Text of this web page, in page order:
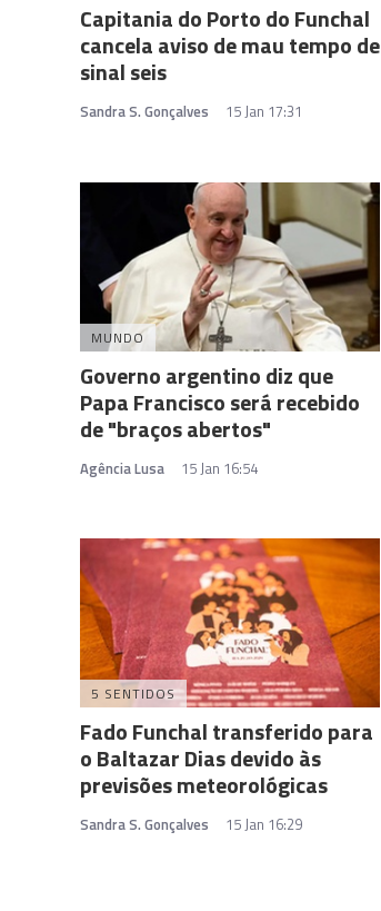
Capitania do Porto do Funchal
cancela aviso de mau tempo de
sinal seis
Sandra S. Gonçalves 15 Jan 17:31
MUNDO
Governo argentino diz que
Papa Francisco será recebido
de "braços abertos"
Agência Lusa 15 Jan 16:54
5 SENTIDOS
Fado Funchal transferido para
o Baltazar Dias devido às
previsões meteorológicas
Sandra S. Gonçalves 15 Jan 16:29